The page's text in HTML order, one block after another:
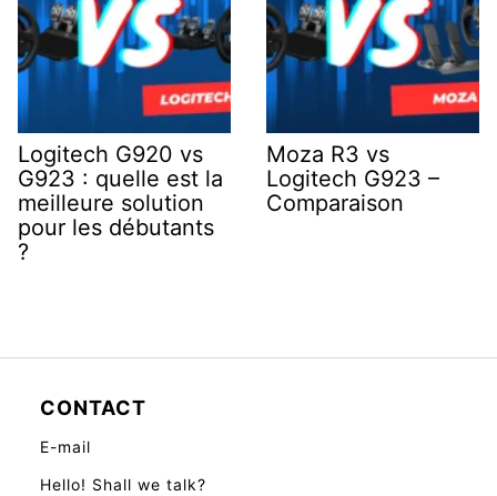
Logitech G920 vs
G923 : quelle est la
meilleure solution
pour les débutants
?
Moza R3 vs
Logitech G923 –
Comparaison
CONTACT
E-mail
Hello! Shall we talk?